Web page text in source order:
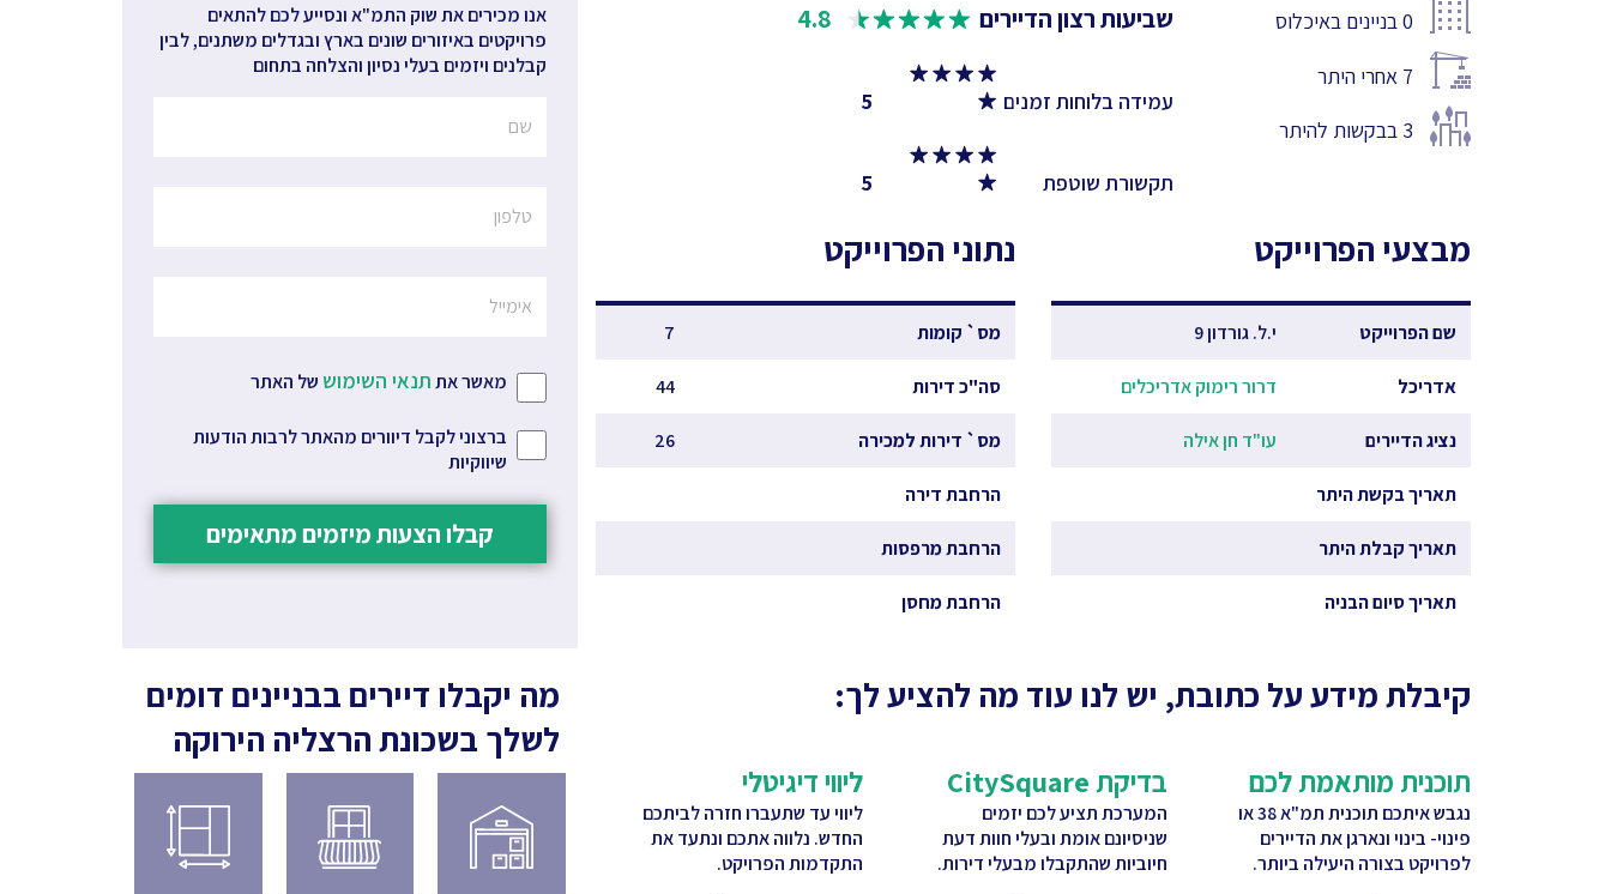
0 בניינים באיכלוס
7 אחרי היתר
3 בבקשות להיתר
שביעות רצון הדיירים 4.8
עמידה בלוחות זמנים 5
תקשורת שוטפת 5
מבצעי הפרוייקט
שם הפרוייקט י.ל. גורדון 9
אדריכל דרור רימוק אדריכלים
נציג הדיירים עו"ד חן אילה
תאריך בקשת היתר
תאריך קבלת היתר
תאריך סיום הבניה
נתוני הפרוייקט
מס` קומות 7
סה"כ דירות 44
מס` דירות למכירה 26
הרחבת דירה
הרחבת מרפסות
הרחבת מחסן
אנו מכירים את שוק התמ"א ונסייע לכם להתאים
פרויקטים באיזורים שונים בארץ ובגדלים משתנים, לבין
קבלנים ויזמים בעלי נסיון והצלחה בתחום
מאשר אתתנאי השימוש של האתר
ברצוני לקבל דיוורים מהאתר לרבות הודעות
שיווקיות
קבלו הצעות מיזמים מתאימים
קיבלת מידע על כתובת, יש לנו עוד מה להציע לך:
תוכנית מותאמת לכם
נגבש איתכם תוכנית תמ"א 38 או
פינוי- בינוי ונארגן את הדיירים
לפרויקט בצורה היעילה ביותר.
בדיקת CitySquare
המערכת תציע לכם יזמים
שניסיונם אומת ובעלי חוות דעת
חיוביות שהתקבלו מבעלי דירות.
ליווי דיגיטלי
ליווי עד שתעברו חזרה לביתכם
החדש. נלווה אתכם ונתעד את
התקדמות הפרויקט.
מה יקבלו דיירים בבניינים דומים
לשלך בשכונת הרצליה הירוקה